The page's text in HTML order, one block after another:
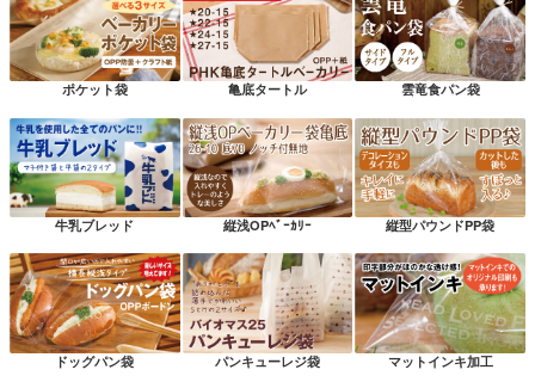
ポケット袋 亀底タートル 雲竜食パン袋
牛乳ブレッド 縦浅OPﾍﾞｰｶﾘｰ 縦型パウンドPP袋
ドッグパン袋 パンキューレジ袋 マットインキ加工